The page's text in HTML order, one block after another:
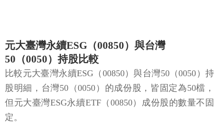
元大臺灣永續ESG（00850）與台灣
50（0050）持股比較
比較元大臺灣永續ESG（00850）與台灣50（0050）持
股明細，台灣50（0050）的成份股，皆固定為50檔，
但元大臺灣ESG永續ETF（00850）成份股的數量不固
定。